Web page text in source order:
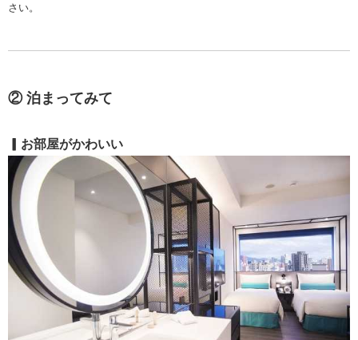
さい。
② 泊まってみて
▎お部屋がかわいい